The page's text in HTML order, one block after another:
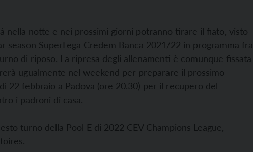
nella notte e nei prossimi giorni potranno tirare il fiato, visto
season SuperLega Credem Banca 2021/22 in programma fra
di riposo. La ripresa degli allenamenti è comunque fissata
ugualmente nel weekend per preparare il prossimo
22 febbraio a Padova (ore 20.30) per il recupero del
i padroni di casa.
turno della Pool E di 2022 CEV Champions League,